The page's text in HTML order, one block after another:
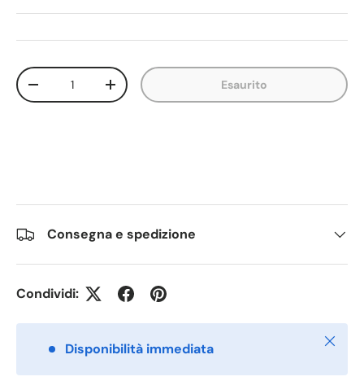
Q.tà
Diminuire la quantitàAumenta la quantitàEsaurito
Consegna e spedizione
Condividi:
Disponibilità immediata Chiudi